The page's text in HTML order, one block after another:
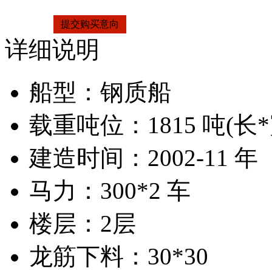
提交购买意向
详细说明
船型：钢质船
载重吨位： 1815 吨(长
建造时间：2002-11 年
马力：300*2 车
楼层：2层
龙筋下料：30*30